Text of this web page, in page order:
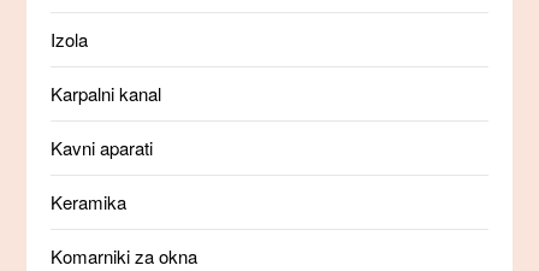
Izola
Karpalni kanal
Kavni aparati
Keramika
Komarniki za okna